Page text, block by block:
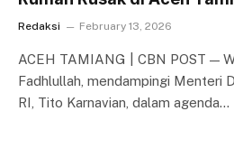
Redaksi February 13, 2026
ACEH TAMIANG | CBN POST —
Fadhlullah, mendampingi Menteri
RI, Tito Karnavian, dalam agenda…